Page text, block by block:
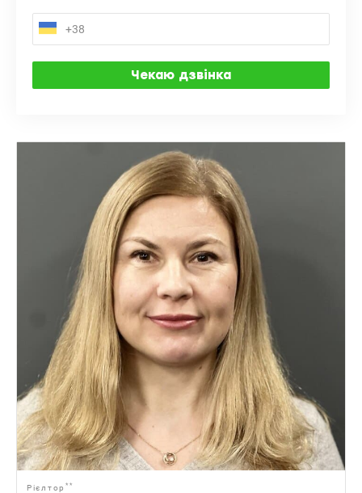
Рієлтор **